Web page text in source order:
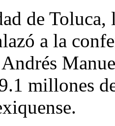
de
a la
millones